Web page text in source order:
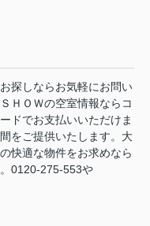
探しならお気軽にお問い
ＨＯＷの空室情報ならコ
ドでお支払いいただけま
をご提供いたします。大
快適な物件をお求めなら
0120-275-553や